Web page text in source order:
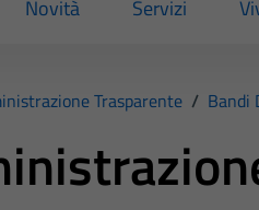
Novità Servizi
Trasparente / Bandi